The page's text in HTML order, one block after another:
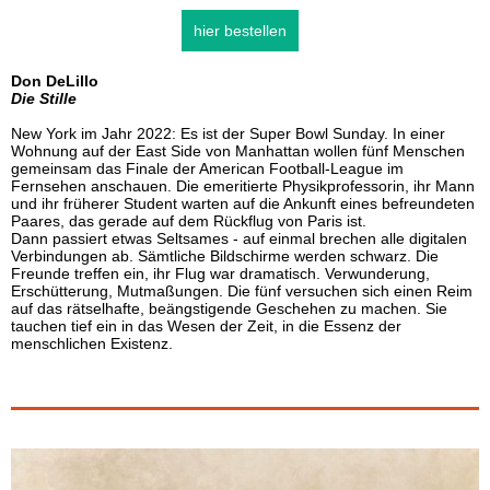
hier bestellen
Don DeLillo
Die Stille
New York im Jahr 2022: Es ist der Super Bowl Sunday. In einer
Wohnung auf der East Side von Manhattan wollen fünf Menschen
gemeinsam das Finale der American Football-League im
Fernsehen anschauen. Die emeritierte Physikprofessorin, ihr Mann
und ihr früherer Student warten auf die Ankunft eines befreundeten
Paares, das gerade auf dem Rückflug von Paris ist.
Dann passiert etwas Seltsames - auf einmal brechen alle digitalen
Verbindungen ab. Sämtliche Bildschirme werden schwarz. Die
Freunde treffen ein, ihr Flug war dramatisch. Verwunderung,
Erschütterung, Mutmaßungen. Die fünf versuchen sich einen Reim
auf das rätselhafte, beängstigende Geschehen zu machen. Sie
tauchen tief ein in das Wesen der Zeit, in die Essenz der
menschlichen Existenz.